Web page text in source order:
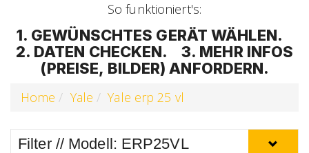
So funktioniert's:
1. GEWÜNSCHTES GERÄT WÄHLEN.
2. DATEN CHECKEN. 3. MEHR INFOS
(PREISE, BILDER) ANFORDERN.
Home Yale Yale erp 25 vl
Filter // Modell: ERP25VL